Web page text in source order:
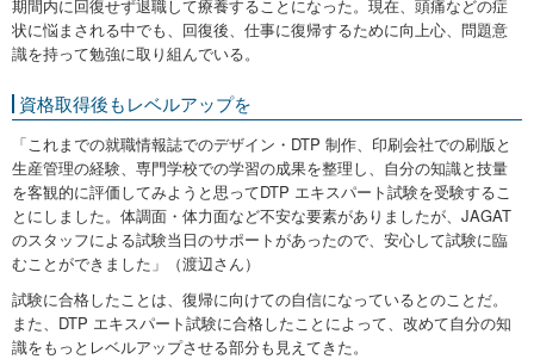
期間内に回復せず退職して療養することになった。現在、頭痛などの症
状に悩まされる中でも、回復後、仕事に復帰するために向上心、問題意
識を持って勉強に取り組んでいる。
資格取得後もレベルアップを
「これまでの就職情報誌でのデザイン・DTP 制作、印刷会社での刷版と
生産管理の経験、専門学校での学習の成果を整理し、自分の知識と技量
を客観的に評価してみようと思ってDTP エキスパート試験を受験するこ
とにしました。体調面・体力面など不安な要素がありましたが、JAGAT
のスタッフによる試験当日のサポートがあったので、安心して試験に臨
むことができました」（渡辺さん）
試験に合格したことは、復帰に向けての自信になっているとのことだ。
また、DTP エキスパート試験に合格したことによって、改めて自分の知
識をもっとレベルアップさせる部分も見えてきた。